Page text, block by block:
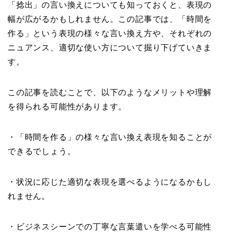
「捻出」の言い換えについても知っておくと、表現の
幅が広がるかもしれません。この記事では、「時間を
作る」という表現の様々な言い換え方や、それぞれの
ニュアンス、適切な使い方について掘り下げていきま
す。
この記事を読むことで、以下のようなメリットや理解
を得られる可能性があります。
・「時間を作る」の様々な言い換え表現を知ることが
できるでしょう。
・状況に応じた適切な表現を選べるようになるかもし
れません。
・ビジネスシーンでの丁寧な言葉遣いを学べる可能性